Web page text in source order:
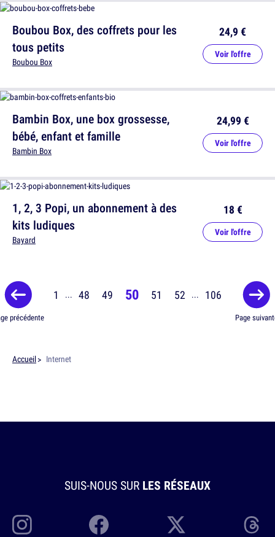
Boubou Box, des coffrets pour les
tous petits
Boubou Box
24,9 €
Voir l'offre
1, 2, 3 Popi, un abonnement à des
kits ludiques
Bayard
18 €
Voir l'offre
Bambin Box, une box grossesse,
bébé, enfant et famille
Bambin Box
24,99 €
Voir l'offre
précédente
1 ... 48 49 50 51 52 ... 106
Page
Accueil Internet
SUIS-NOUS SUR LES RÉSEAUX